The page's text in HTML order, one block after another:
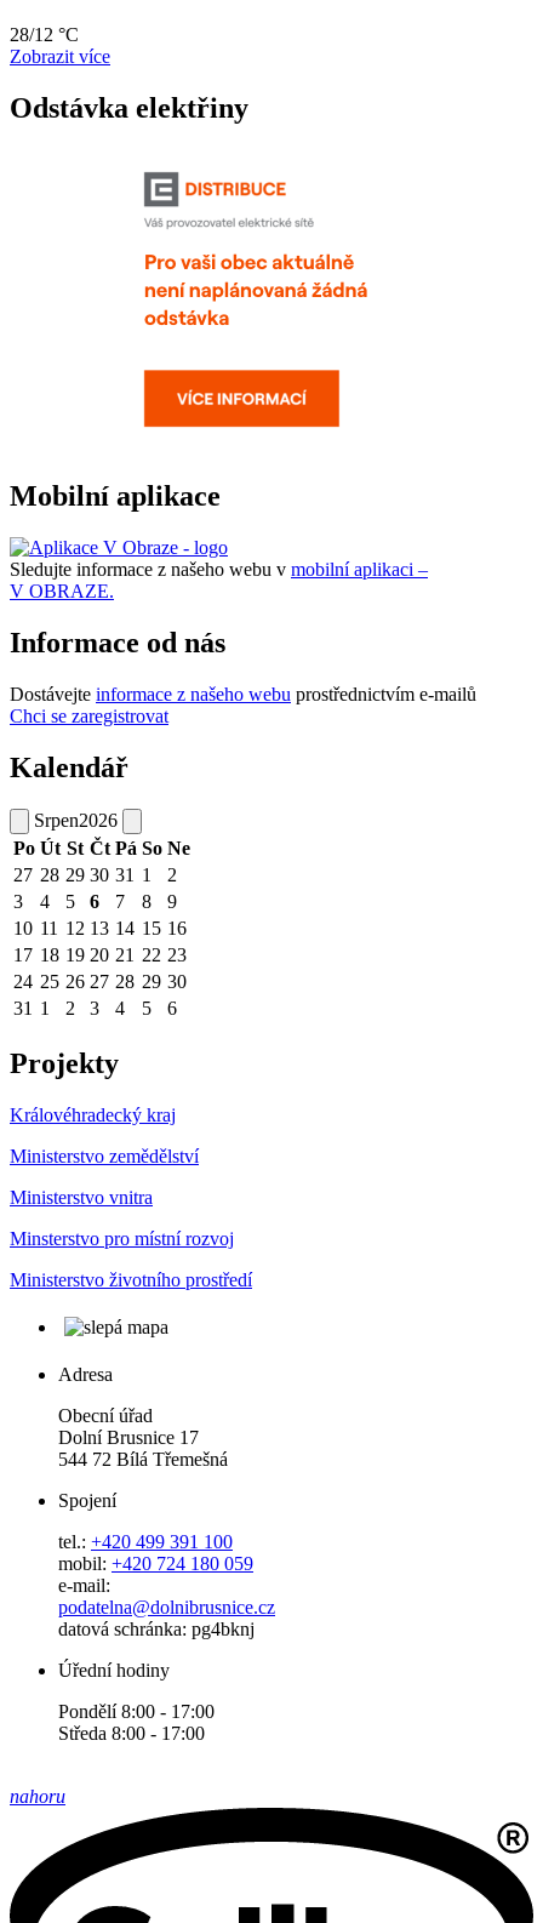
28/12 °C
Zobrazit více
Odstávka elektřiny
Mobilní aplikace
Sledujte informace z našeho webu v mobilní aplikaci –
V OBRAZE.
Informace od nás
Dostávejte informace z našeho webu prostřednictvím e-mailů
Chci se zaregistrovat
Kalendář
Srpen2026
Po Út St Čt Pá So Ne
27 28 29 30 31 1
2
3
4 5 6 7 8
9
10 11 12 13 14 15 16
17 18 19 20 21 22 23
24 25 26 27 28 29 30
31 1 2 3 4 5 6
Projekty
Královéhradecký kraj
Ministerstvo zemědělství
Ministerstvo vnitra
Minsterstvo pro místní rozvoj
Ministerstvo životního prostředí
Adresa
Obecní úřad
Dolní Brusnice 17
544 72 Bílá Třemešná
Spojení
tel.: +420 499 391 100
mobil: +420 724 180 059
e-mail:
podatelna@dolnibrusnice.cz
datová schránka: pg4bknj
Úřední hodiny
Pondělí 8:00 - 17:00
Středa 8:00 - 17:00
nahoru